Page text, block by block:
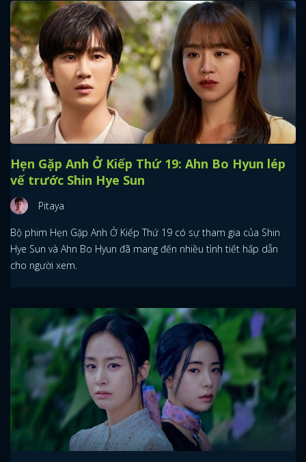
Hẹn Gặp Anh Ở Kiếp Thứ 19: Ahn Bo Hyun lép
vế trước Shin Hye Sun
Pitaya
Bộ phim Hẹn Gặp Anh Ở Kiếp Thứ 19 có sự tham gia của Shin
Hye Sun và Ahn Bo Hyun đã mang đến nhiều tình tiết hấp dẫn
cho người xem.